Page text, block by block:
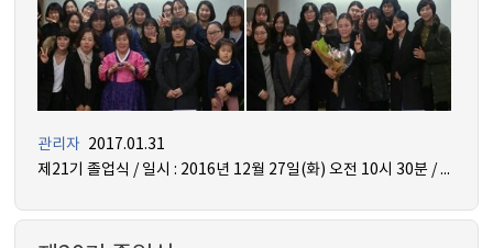
관리자 2017.01.31
제21기 졸업식 / 일시 : 2016년 12월 27일(화) 오전 10시 30분 / 장소 : 인산관 지하 1층 꿈 강의실